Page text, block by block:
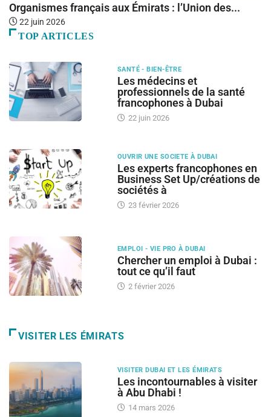
Organismes français aux Émirats : l’Union des...
22 juin 2026
TOP ARTICLES
SANTÉ - BIEN-ÊTRE
Les médecins et
professionnels de la santé
francophones à Dubai
22 juin 2026
OUVRIR UNE SOCIETE À DUBAI
Les experts francophones en
Business Set Up/créations de
sociétés à
23 février 2026
EMPLOI - VIE PRO À DUBAI
Chercher un emploi à Dubai :
tout ce qu’il faut
2 février 2026
VISITER LES ÉMIRATS
VISITER DUBAI ET LES ÉMIRATS
Les incontournables à visiter
à Abu Dhabi !
14 mars 2026